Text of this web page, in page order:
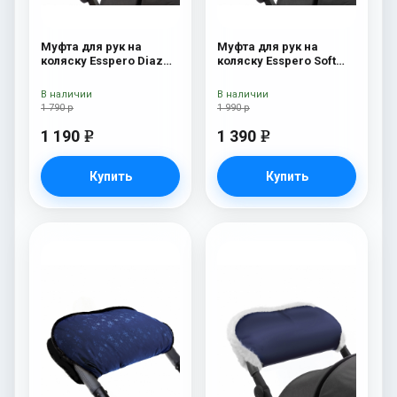
Муфта для рук на
коляску Esspero Diaz
Grey
1 790 р
1 190 e
Купить
В наличии
Муфта для рук на
коляску Esspero Soft
1 990 р
1 390 e
Купить
В наличии